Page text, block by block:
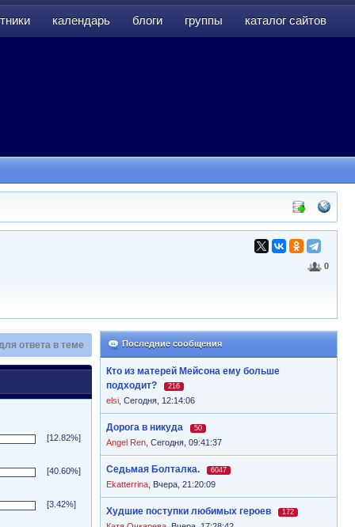
календарь блоги группы каталог сайтов
0
Последние сообщения
Кто из матерей Мейсона ему больше
подходит?
216
elsi Сегодня, 12:14:06
Дорога в никуда 50
Angel Ren Сегодня, 09:41:37
Седьмая Болталка. 6047
Ekatterrina Вчера, 21:20:09
Худшие поступки любимых героев 172
ответа в теме
[12.82%]
[40.60%]
[3.42%]